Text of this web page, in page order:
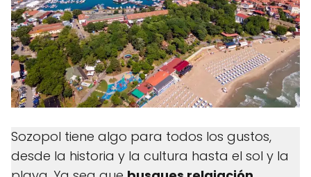
Sozopol tiene algo para todos los gustos,
desde la historia y la cultura hasta el sol y la